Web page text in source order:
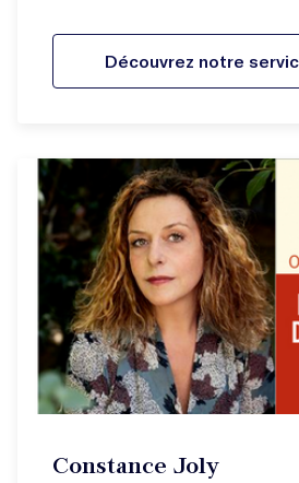
Découvrez notre
Constance Joly